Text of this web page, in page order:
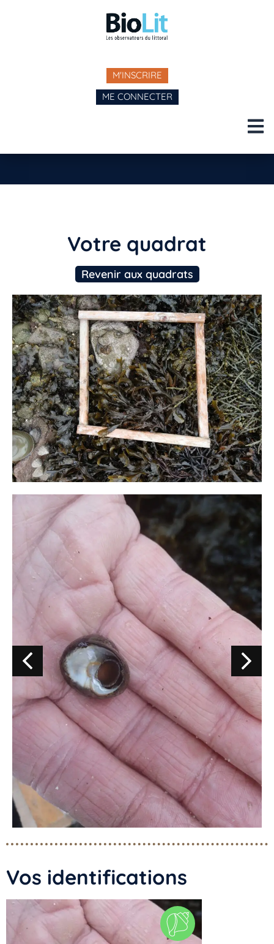
M'INSCRIRE
ME CONNECTER
Votre quadrat
Revenir aux quadrats
Vos identifications